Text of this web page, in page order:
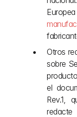
Otros
sobre
el
Rev.1,